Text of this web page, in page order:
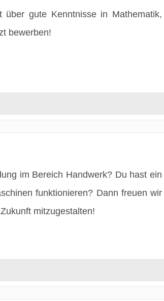
gute Kenntnisse in Mathematik,
bewerben!
im Bereich Handwerk? Du hast ein
funktionieren? Dann freuen wir
mitzugestalten!